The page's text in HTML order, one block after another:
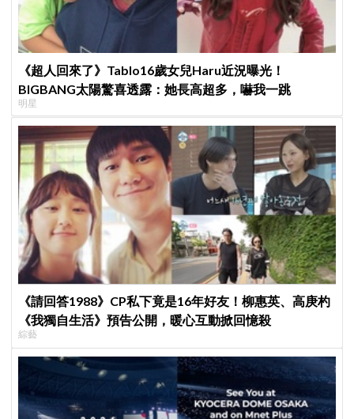
《超人回來了》Tablo16歲女兒Haru近況曝光！
BIGBANG太陽驚喜透露：她長高超多，嚇我一跳
明星
《請回答1988》CP私下竟是16年好友！柳惠英、高庚杓
《我獨自生活》預告公開，暖心互動掀回憶殺
綜藝